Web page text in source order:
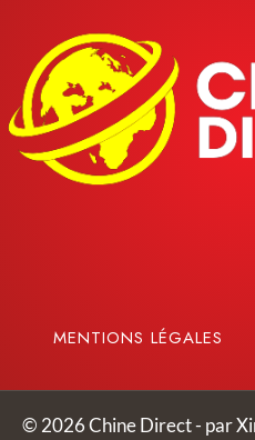
MENTIONS LÉGALES
© 2026 Chine Direct - par